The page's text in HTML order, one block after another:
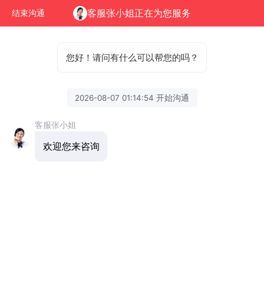
结束沟通 客服张小姐正在为您服务
您好！请问有什么可以帮您的吗？
2026-08-07 01:14:54 开始沟通
客服张小姐
欢迎您来咨询